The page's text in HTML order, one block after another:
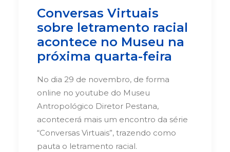
Conversas Virtuais
sobre letramento racial
acontece no Museu na
próxima quarta-feira
No dia 29 de novembro, de forma
online no youtube do Museu
Antropológico Diretor Pestana,
acontecerá mais um encontro da série
“Conversas Virtuais”, trazendo como
pauta o letramento racial.